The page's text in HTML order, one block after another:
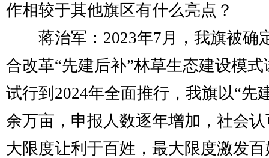
作相较于其他旗区有什么亮点？
蒋治军：2023年7月，我旗被确
合改革“先建后补”林草生态建设模
试行到2024年全面推行，我旗以“先
余万亩，申报人数逐年增加，社会
大限度让利于百姓，最大限度激发